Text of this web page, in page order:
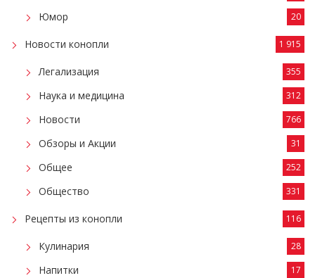
Юмор 20
Новости конопли 1 915
Легализация 355
Наука и медицина 312
Новости 766
Обзоры и Акции 31
Общее 252
Общество 331
Рецепты из конопли 116
Кулинария 28
Напитки 17